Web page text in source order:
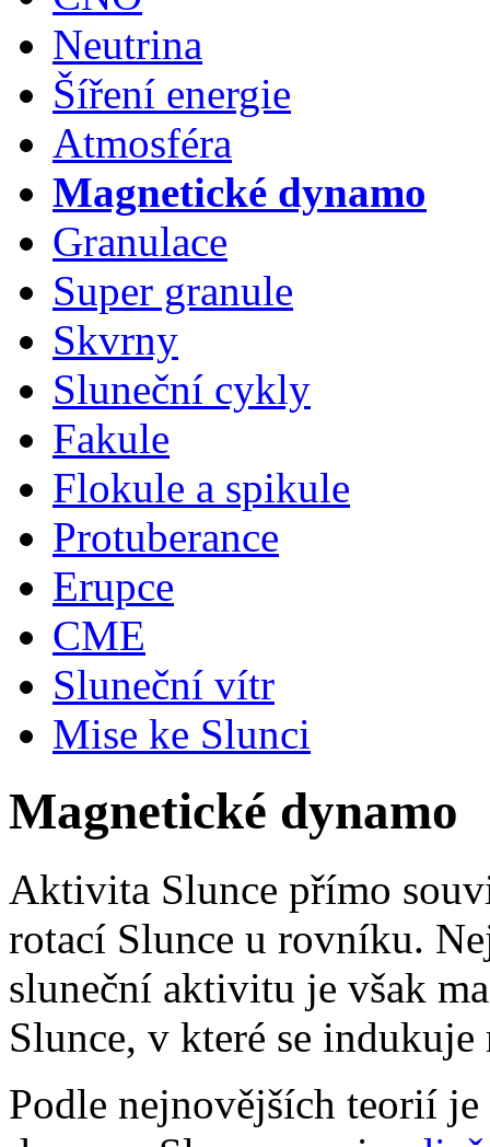
Neutrina
Šíření energie
Atmosféra
Magnetické dynamo
Granulace
Super granule
Skvrny
Sluneční cykly
Fakule
Flokule a spikule
Protuberance
Erupce
CME
Sluneční vítr
Mise ke Slunci
Magnetické dynamo
Aktivita Slunce přímo
rotací Slunce u rovníku.
sluneční aktivitu je však
Slunce, v které se
Podle nejnovějších teorií